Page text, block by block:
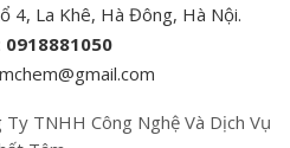
4, La Khê, Hà Đông, Hà Nội.
0918881050
TNHH Công Nghệ Và Dịch Vụ